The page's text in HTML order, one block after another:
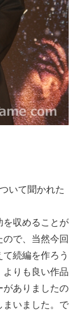
いて聞かれた
を収めることが
で、当然今回
続編を作ろう
よりも良い作品
がありましたの
まいました。で